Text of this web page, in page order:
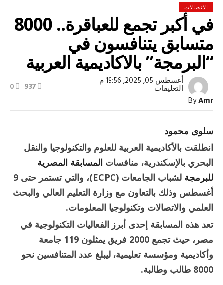
الاتصالات
في أكبر تجمع للعباقرة.. 8000
متسابق يتنافسون في
“البرمجة” بالاكاديمية العربية
ByAmr
أغسطس 05, 2025, 19:56 م
التعليقاتعلى
تجمع
يتنافسون
في
“البرمجة”
بالاكاديمية
العربية
مغلقة
937
0
سلوى محمود
انطلقت بالأكاديمية العربية للعلوم والتكنولوجيا والنقل
البحري بالإسكندرية، منافساتالمسابقة المصرية
للبرمجة
لشباب الجامعات (ECPC)، والتي تستمر حتى 9
أغسطس وذلك بالتعاون مع وزارة التعليم العالي والبحث
العلمي والاتصالات وتكنولوجيا المعلومات.
تعد هذه المسابقة إحدى أبرز الفعاليات التكنولوجية في
مصر، حيث تجمع 2000 فريق يمثلون 119 جامعة
وأكاديمية ومؤسسة تعليمية، ليبلغ عدد المتنافسين نحو
8000 طالب وطالبة.